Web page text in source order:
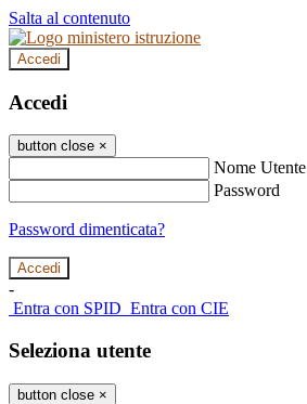
Salta al contenuto
Accedi
Accedi
button close ×
Nome Utente
Password
Password dimenticata?
-
Entra con SPID Entra con CIE
Seleziona utente
button close ×